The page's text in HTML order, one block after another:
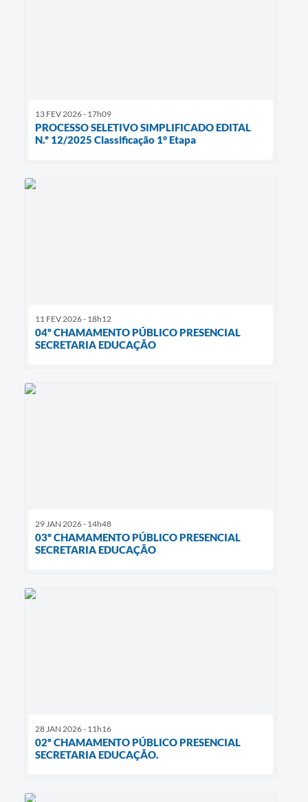
13 FEV 2026 - 17h09
PROCESSO SELETIVO SIMPLIFICADO EDITAL
N.º 12/2025 Classificação 1° Etapa
11 FEV 2026 - 18h12
04º CHAMAMENTO PÚBLICO PRESENCIAL
SECRETARIA EDUCAÇÃO
29 JAN 2026 - 14h48
03º CHAMAMENTO PÚBLICO PRESENCIAL
SECRETARIA EDUCAÇÃO
28 JAN 2026 - 11h16
02º CHAMAMENTO PÚBLICO PRESENCIAL
SECRETARIA EDUCAÇÃO.